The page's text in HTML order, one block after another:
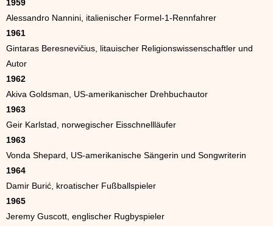
1959
Alessandro Nannini, italienischer Formel-1-Rennfahrer
1961
Gintaras Beresnevičius, litauischer Religionswissenschaftler und
Autor
1962
Akiva Goldsman, US-amerikanischer Drehbuchautor
1963
Geir Karlstad, norwegischer Eisschnellläufer
1963
Vonda Shepard, US-amerikanische Sängerin und Songwriterin
1964
Damir Burić, kroatischer Fußballspieler
1965
Jeremy Guscott, englischer Rugbyspieler